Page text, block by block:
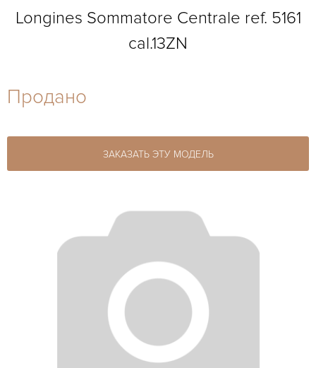
27-44
Longines Sommatore Centrale ref. 5161
cal.13ZN
Продано
ЗАКАЗАТЬ ЭТУ МОДЕЛЬ